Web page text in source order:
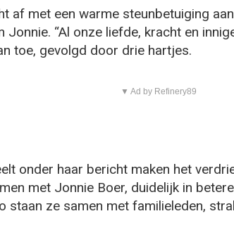
af met een warme steunbetuiging
Jonnie. “Al onze liefde, kracht en
toe, gevolgd door drie hartjes.
▼ Ad by Refinery89
onder haar bericht maken het
met Jonnie Boer, duidelijk in
staan ze samen met familieleden,